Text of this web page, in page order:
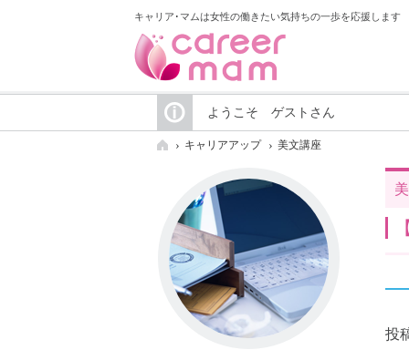
キャリア･マムは女性の働きたい気持ちの一歩を応援します
ようこそ ゲストさん
キャリアアップ 美文講座
投